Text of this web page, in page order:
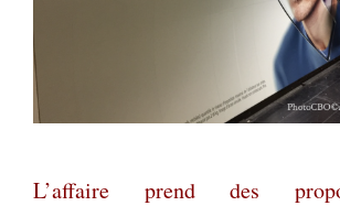
L’affaire prend des